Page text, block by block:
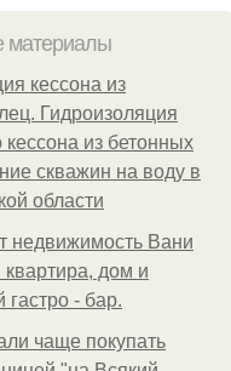
материалы
кессона из
Гидроизоляция
кессона из бетонных
скважин на воду в
области
недвижимость Вани
дом и
гастро - бар.
чаще покупать